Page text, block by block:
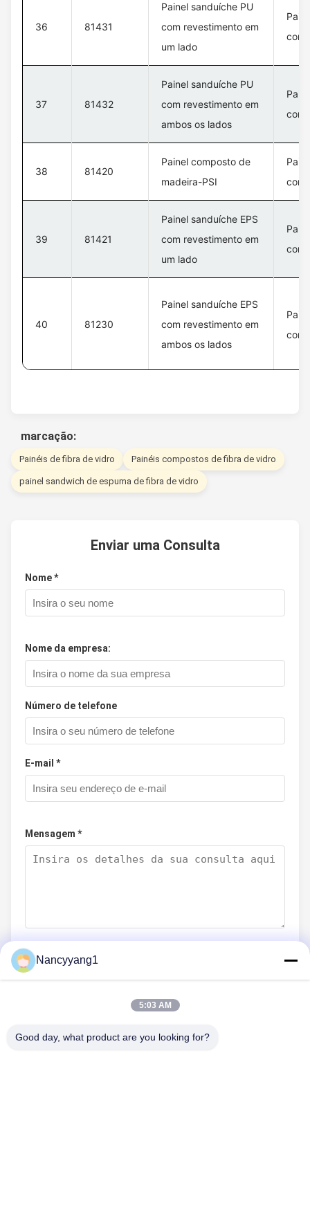
36 81431
Painel sanduíche PU
com revestimento em
um lado
com
37 81432
Painel sanduíche PU
com revestimento em
ambos os lados
com
38 81420
Painel composto de
madeira-PSI
com
39 81421
Painel sanduíche EPS
com revestimento em
um lado
com
40 81230
Painel sanduíche EPS
com revestimento em
ambos os lados
com
marcação:
Painéis de fibra de vidro Painéis compostos de fibra de vidro
painel sandwich de espuma de fibra de vidro
Enviar uma Consulta
Nome *
Nome da empresa:
Número de telefone
E-mail *
Mensagem *
CONTACTE-NOS
Nancyyang1
5:03 AM
Good day, what product are you looking for?